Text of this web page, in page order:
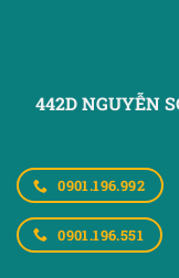
442D NGUYỄN
0901.196.992
0901.196.551